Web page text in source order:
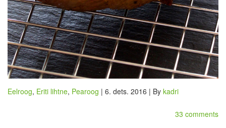
Eelroog, Eriti lihtne, Pearoog | 6. dets. 2016 | By kadri
33 comments